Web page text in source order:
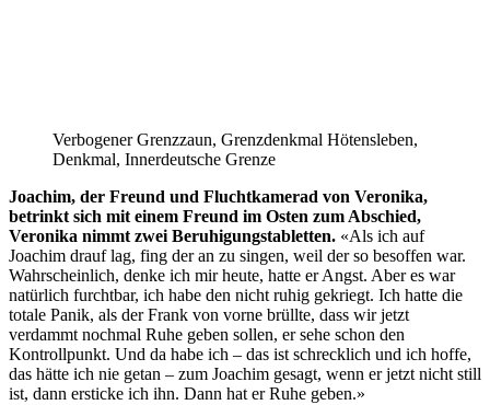
Verbogener Grenzzaun, Grenzdenkmal Hötensleben,
Denkmal, Innerdeutsche Grenze
Joachim, der Freund und Fluchtkamerad von Veronika,
betrinkt sich mit einem Freund im Osten zum Abschied,
Veronika nimmt zwei Beruhigungstabletten. «Als ich auf
Joachim drauf lag, fing der an zu singen, weil der so besoffen war.
Wahrscheinlich, denke ich mir heute, hatte er Angst. Aber es war
natürlich furchtbar, ich habe den nicht ruhig gekriegt. Ich hatte die
totale Panik, als der Frank von vorne brüllte, dass wir jetzt
verdammt nochmal Ruhe geben sollen, er sehe schon den
Kontrollpunkt. Und da habe ich – das ist schrecklich und ich hoffe,
das hätte ich nie getan – zum Joachim gesagt, wenn er jetzt nicht still
ist, dann ersticke ich ihn. Dann hat er Ruhe geben.»